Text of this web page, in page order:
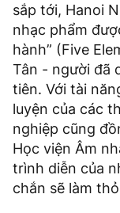
sắp tới, Hanoi
nhạc phẩm
hành” (Five
Tân - người đã
tiên. Với tài
luyện của các
nghiệp cũng
Học viện Âm
trình diễn của
chắn sẽ làm